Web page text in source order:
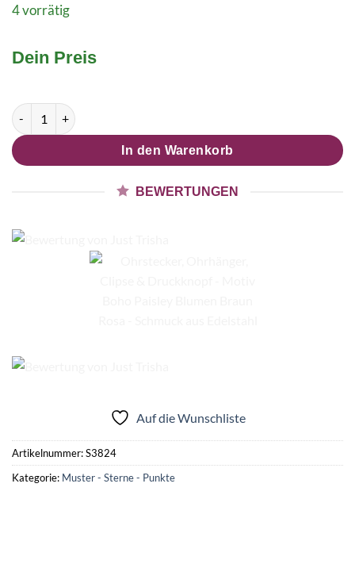
4 vorrätig
Dein Preis
Ohrstecker, Ohrhänger, Clipse & Druckknopf - Motiv Boho
In den Warenkorb
BEWERTUNGEN
Auf die Wunschliste
Artikelnummer:S3824
Kategorie: Muster - Sterne - Punkte